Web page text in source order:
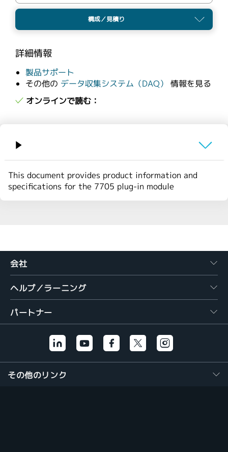
繁體中文
構成／見積り
詳細情報
製品サポート
その他の データ収集システム（DAQ）
情報を見る
オンラインで読む：
概要
This document provides product information and
specifications for the 7705 plug-in module
会社
ヘルプ／ラーニング
パートナー
その他のリンク